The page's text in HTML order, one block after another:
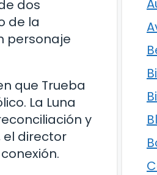
dos
de la
personaje
que Trueba
La Luna
y
el director